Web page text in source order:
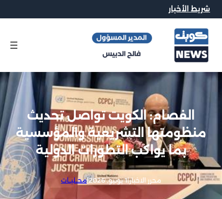
شريط الأخبار
الفصام: الكويت تواصل تحديث
منظومتها التشريعية والمؤسسية
بما يواكب التطورات الدولية
محرر الاخبار|1 يونيو, 2026 |محــليــات